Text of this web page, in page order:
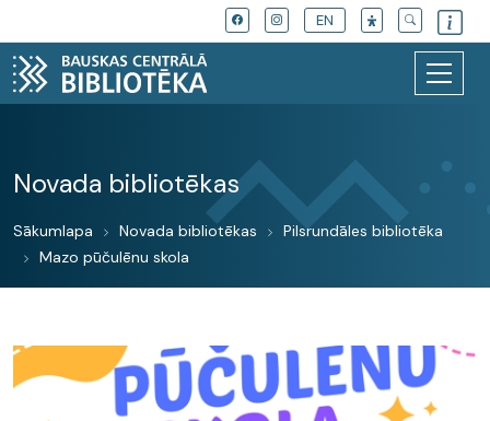
EN
Novada bibliotēkas
Sākumlapa Novada bibliotēkas
Pilsrundāles bibliotēka
Mazo pūčulēnu skola